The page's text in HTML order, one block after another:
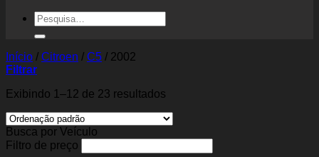
Pesquisar
por:
Início / Citroen / C5 / 2002
Filtrar
Exibindo 1–12 de 23 resultados
Busca por Veículo
Filtro de preço